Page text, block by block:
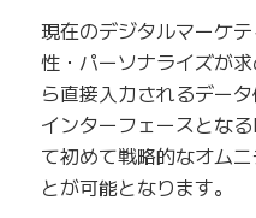
現在のデジタルマーケ
性・パーソナライズが
ら直接入力されるデー
インターフェースとな
て初めて戦略的なオム
とが可能となります。